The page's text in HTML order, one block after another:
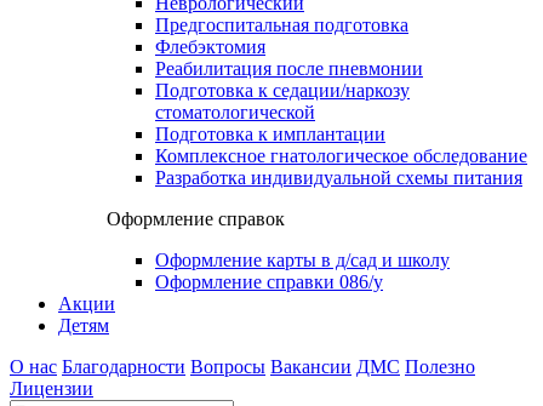
Предгоспитальная подготовка
Флебэктомия
Реабилитация после пневмонии
Подготовка к седации/наркозу
стоматологической
Подготовка к имплантации
Комплексное гнатологическое обследование
Разработка индивидуальной схемы питания
Оформление справок
Оформление карты в д/сад и школу
Оформление справки 086/у
Акции
Детям
О нас Благодарности Вопросы Вакансии ДМС Полезно
Лицензии